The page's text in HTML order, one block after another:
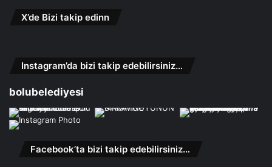
X’de Bizi takip edinn
Instagram’da bizi takip edebilirsiniz…
bolubelediyesi
Facebook’ta bizi takip edebilirsiniz…